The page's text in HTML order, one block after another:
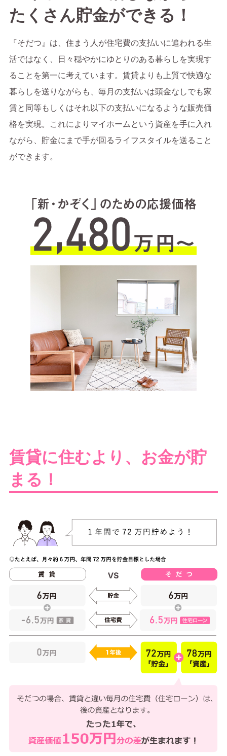
たくさん貯金ができる！
『そだつ』は、住まう人が住宅費の支払いに追われる生
活ではなく、日々穏やかにゆとりのある暮らしを実現す
ることを第一に考えています。賃貸よりも上質で快適な
暮らしを送りながらも、毎月の支払いは頭金なしでも家
賃と同等もしくはそれ以下の支払いになるような販売価
格を実現。これによりマイホームという資産を手に入れ
ながら、貯金にまで手が回るライフスタイルを送ること
ができます。
賃貸に住むより、お金が貯
まる！